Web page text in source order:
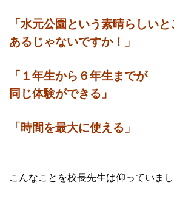
「水元公園という素晴らしい
あるじゃないですか！」
「１年生から６年生までが
同じ体験ができる」
「時間を最大に使える」
こんなことを校長先生は仰っていまし